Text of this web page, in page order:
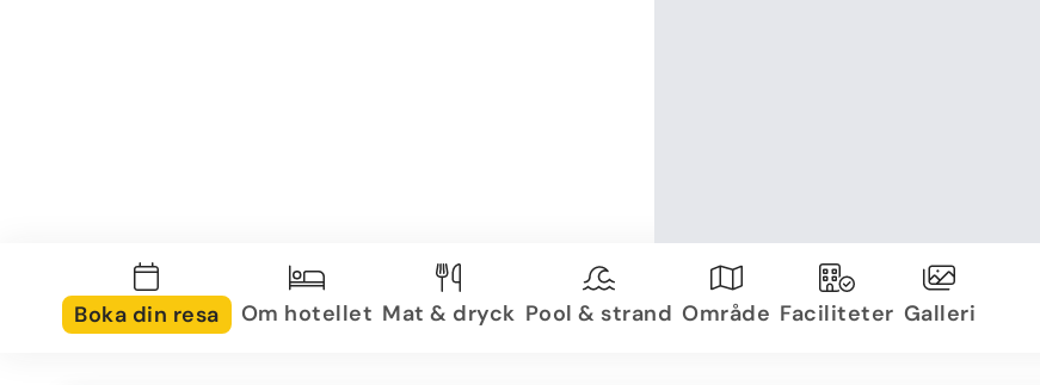
Boka din resa Om hotellet Mat & dryck Pool & strand Område Faciliteter Galleri